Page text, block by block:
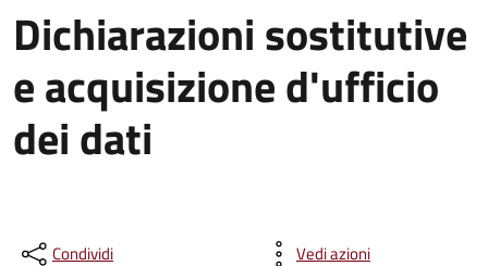
Dichiarazioni sostitutive
e acquisizione d'ufficio
dei dati
Condividi Vedi azioni